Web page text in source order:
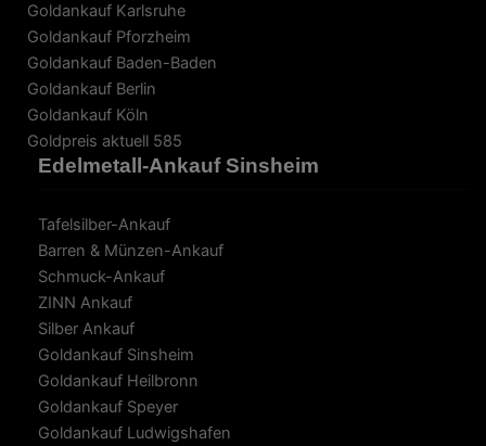
Goldankauf Karlsruhe
Goldankauf Pforzheim
Goldankauf Baden-Baden
Goldankauf Berlin
Goldankauf Köln
Goldpreis aktuell 585
Edelmetall-Ankauf Sinsheim
Tafelsilber-Ankauf
Barren & Münzen-Ankauf
Schmuck-Ankauf
ZINN Ankauf
Silber Ankauf
Goldankauf Sinsheim
Goldankauf Heilbronn
Goldankauf Speyer
Goldankauf Ludwigshafen